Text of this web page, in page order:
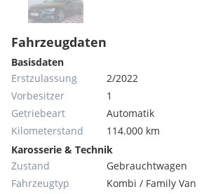
Fahrzeugdaten
Basisdaten
Erstzulassung
2/2022
Vorbesitzer
1
Getriebeart
Automatik
Kilometerstand
114.000 km
Karosserie & Technik
Zustand
Gebrauchtwagen
Fahrzeugtyp
Kombi / Family Van